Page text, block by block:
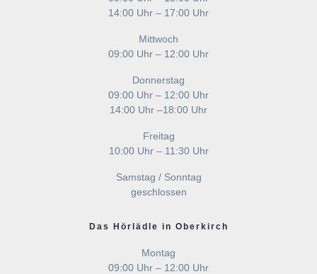
14:00 Uhr – 17:00 Uhr
Mittwoch
09:00 Uhr – 12:00 Uhr
Donnerstag
09:00 Uhr – 12:00 Uhr
14:00 Uhr –18:00 Uhr
Freitag
10:00 Uhr – 11:30 Uhr
Samstag / Sonntag
geschlossen
Das Hörlädle in Oberkirch
Montag
09:00 Uhr – 12:00 Uhr